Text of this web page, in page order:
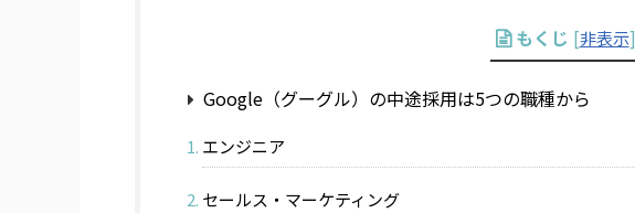
もくじ [非表示]
Google（グーグル）の中途採用は5つの職種から
エンジニア
セールス・マーケティング